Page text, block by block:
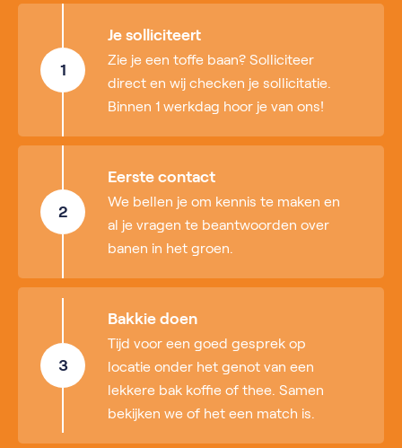
1
Je solliciteert
Zie je een toffe baan? Solliciteer
direct en wij checken je sollicitatie.
Binnen 1 werkdag hoor je van ons!
2
Eerste contact
We bellen je om kennis te maken en
al je vragen te beantwoorden over
banen in het groen.
3
Bakkie doen
Tijd voor een goed gesprek op
locatie onder het genot van een
lekkere bak koffie of thee. Samen
bekijken we of het een match is.